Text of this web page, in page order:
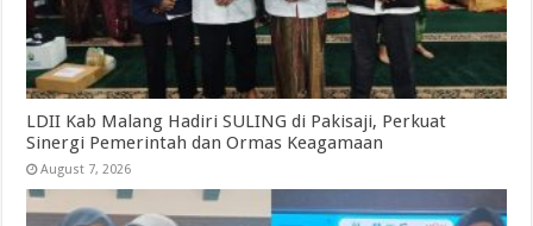
LDII Kab Malang Hadiri SULING di Pakisaji, Perkuat
Sinergi Pemerintah dan Ormas Keagamaan
August 7, 2026